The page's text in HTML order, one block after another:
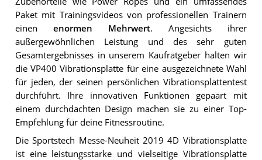
Paket mit Trainingsvideos von professionellen Trainern
einen enormen Mehrwert. Angesichts ihrer
außergewöhnlichen Leistung und des sehr guten
Gesamtergebnisses in unserem Kaufratgeber halten wir
die VP400 Vibrationsplatte für eine ausgezeichnete Wahl
für jeden, der seinen persönlichen Vibrationsplattentest
durchführt. Ihre innovativen Funktionen gepaart mit
einem durchdachten Design machen sie zu einer Top-
Empfehlung für deine Fitnessroutine.
Die Sportstech Messe-Neuheit 2019 4D Vibrationsplatte
ist eine leistungsstarke und vielseitige Vibrationsplatte